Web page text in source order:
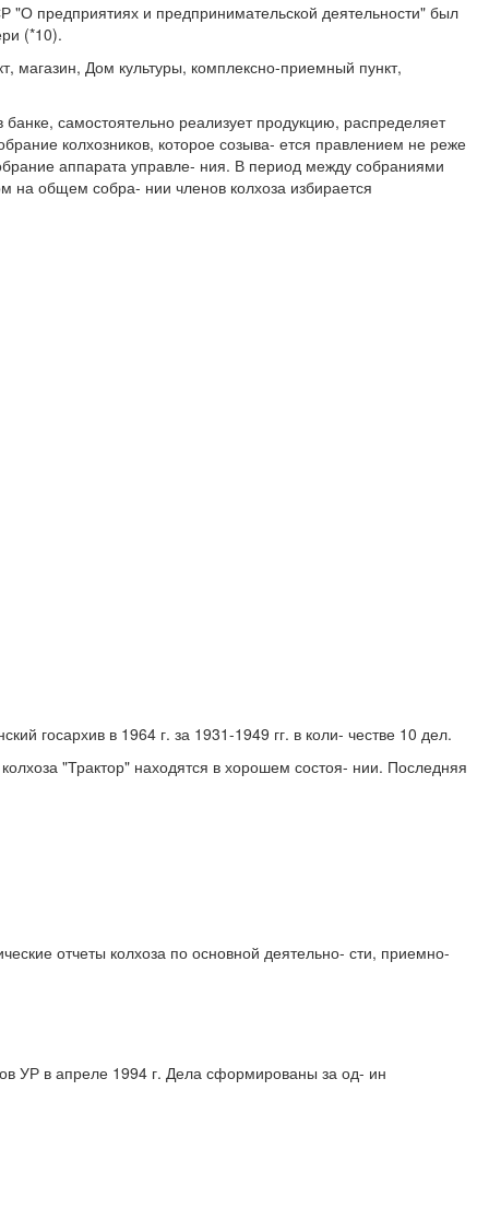
предприятиях и предпринимательской деятельности" был
(*10).
магазин, Дом культуры, комплексно-приемный пункт,
самостоятельно реализует продукцию, распределяет
колхозников, которое созыва- ется правлением не реже
аппарата управле- ния. В период между собраниями
на общем собра- нии членов колхоза избирается
госархив в 1964 г. за 1931-1949 гг. в коли- честве 10 дел.
"Трактор" находятся в хорошем состоя- нии. Последняя
отчеты колхоза по основной деятельно- сти, приемно-
УР в апреле 1994 г. Дела сформированы за од- ин